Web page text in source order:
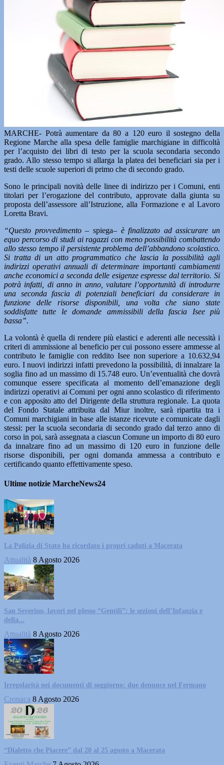
MARCHE- Potrà aumentare da 80 a 120 euro il sostegno della
Regione Marche alla spesa delle famiglie marchigiane in difficoltà
per l’acquisto dei libri di testo per la scuola secondaria secondo
grado. Allo stesso tempo si allarga la platea dei beneficiari sia per i
testi delle scuole superiori di primo che di secondo grado.
Sono le principali novità delle linee di indirizzo per i Comuni, enti
titolari per l’erogazione del contributo, approvate dalla giunta su
proposta dell’assessore all’Istruzione, alla Formazione e al Lavoro
Loretta Bravi.
“Questo provvedimento – spiega– è finalizzato ad assicurare un
equo percorso di studi ai ragazzi con meno possibilità combattendo
allo stesso tempo il persistente problema dell’abbandono scolastico.
Si tratta di un atto programmatico che lascia la possibilità agli
indirizzi operativi annuali di determinare importanti cambiamenti
anche economici a seconda delle esigenze espresse dal territorio. Si
potrà infatti, di anno in anno, valutare l’opportunità di introdurre
una seconda fascia di potenziali beneficiari da considerare in
funzione delle risorse disponibili, una volta che siano state
soddisfatte tutte le domande ammissibili della fascia Isee più
bassa”.
La volontà è quella di rendere più elastici e aderenti alle necessità i
criteri di ammissione al beneficio per cui possono essere ammesse al
contributo le famiglie con reddito Isee non superiore a 10.632,94
euro. I nuovi indirizzi infatti prevedono la possibilità, di innalzare la
soglia fino ad un massimo di 15.748 euro. Un’eventualità che dovrà
comunque essere specificata al momento dell’emanazione degli
indirizzi operativi ai Comuni per ogni anno scolastico di riferimento
e con apposito atto del Dirigente della struttura regionale. La quota
del Fondo Statale attribuita dal Miur inoltre, sarà ripartita tra i
Comuni marchigiani in base alle istanze ricevute e comunicate dagli
stessi: per la scuola secondaria di secondo grado dal terzo anno di
corso in poi, sarà assegnata a ciascun Comune un importo di 80 euro
da innalzare fino ad un massimo di 120 euro in funzione delle
risorse disponibili, per ogni domanda ammessa a contributo e
certificando quanto effettivamente speso.
Ultime notizie MarcheNews24
La Polizia di Stato ha ricordato i propri caduti a Macerata
Attualità 8 Agosto 2026
San Severino, lavori nel plesso “Gentili”: le sezioni dell’Infanzia e
della...
Attualità 8 Agosto 2026
Irregolarità nei documenti di soggiorno: due denunce nel Fermano
Cronaca 8 Agosto 2026
“Dialetto che Piacere” dal 20 al 25 agosto a Macerata